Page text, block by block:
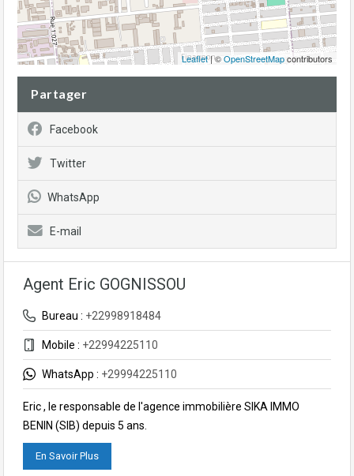
Leaflet| ©OpenStreetMapcontributors
Partager
Facebook
Twitter
WhatsApp
E-mail
Agent Eric GOGNISSOU
Bureau : +22998918484
Mobile : +22994225110
WhatsApp : +29994225110
Eric , le responsable de l'agence immobilière SIKA IMMO
BENIN (SIB) depuis 5 ans.
En Savoir Plus